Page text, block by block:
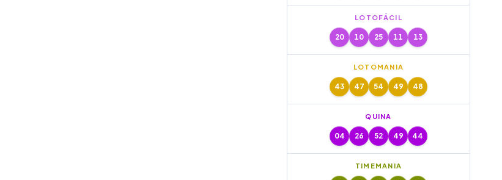
LOTOFÁCIL
20 10 25 11 13
LOTOMANIA
43 47 54 49 48
QUINA
04 26 52 49 44
TIMEMANIA